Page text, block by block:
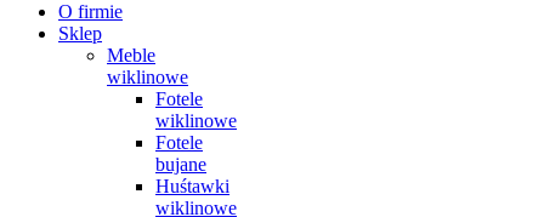
O firmie
Sklep
Meble
wiklinowe
Fotele
wiklinowe
Fotele
bujane
Huśtawki
wiklinowe